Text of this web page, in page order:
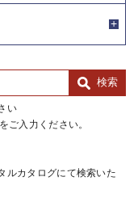
い
ご入力ください。
ルカタログにて検索いた